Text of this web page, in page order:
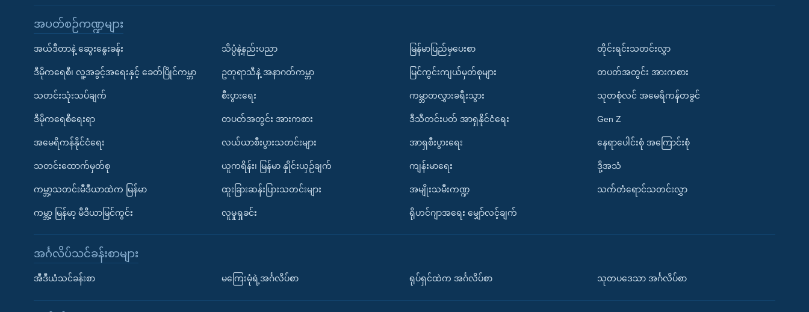
အပတ်စဉ်ကဏ္ဍများ
အယ်ဒီတာနဲ့ ဆွေးနွေးခန်း
ဒီမိုကရေစီ၊ လူ့အခွင့်အရေးနှင့် ခေတ်ပြိုင်ကမ္ဘာ
သတင်းသုံးသပ်ချက်
ဒီမိုကရေစီရေးရာ
အမေရိကန်နိုင်ငံရေး
သတင်းထောက်မှတ်စု
ကမ္ဘာ့သတင်းမီဒီယာထဲက မြန်မာ
ကမ္ဘာ့ မြန်မာ့ မီဒီယာမြင်ကွင်း
သိပ္ပံနဲ့နည်းပညာ
ဥတုရာသီနဲ့ အနာဂတ်ကမ္ဘာ
စီးပွားရေး
တပတ်အတွင်း အားကစား
လယ်ယာစီးပွားသတင်းများ
ယူကရိန်း၊ မြန်မာ နှိုင်းယှဉ်ချက်
ထူးခြားဆန်းပြားသတင်းများ
လူမှုရှုခင်း
မြန်မာပြည်မှပေးစာ
မြင်ကွင်းကျယ်မှတ်စုများ
ကမ္ဘာတလွှားခရီးသွား
ဒီသီတင်းပတ် အာရှနိုင်ငံရေး
အာရှစီးပွားရေး
ကျန်းမာရေး
အမျိုးသမီးကဏ္ဍ
ရိုဟင်ဂျာအရေး မျှော်လင့်ချက်
တိုင်းရင်းသတင်းလွှာ
တပတ်အတွင်း အားကစား
သုတစုံလင် အမေရိကန်တခွင်
Gen Z
နေရာပေါင်းစုံ အကြောင်းစုံ
ဒို့အသံ
သက်တံရောင်သတင်းလွှာ
အင်္ဂလိပ်သင်ခန်းစာများ
အီဒီယံသင်ခန်းစာ မကြေးမုံရဲ့အင်္ဂလိပ်စာ ရုပ်ရှင်ထဲက အင်္ဂလိပ်စာ သုတပဒေသာ အင်္ဂလိပ်စာ